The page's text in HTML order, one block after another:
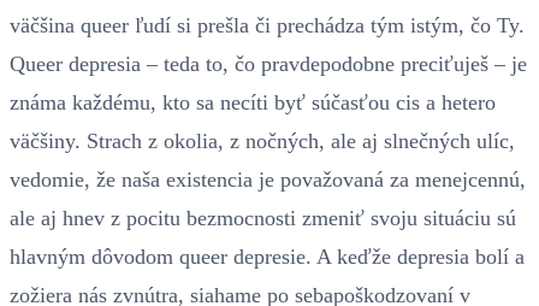
väčšina queer ľudí si prešla či prechádza tým istým, čo Ty.
Queer depresia – teda to, čo pravdepodobne preciťuješ – je
známa každému, kto sa necíti byť súčasťou cis a hetero
väčšiny. Strach z okolia, z nočných, ale aj slnečných ulíc,
vedomie, že naša existencia je považovaná za menejcennú,
ale aj hnev z pocitu bezmocnosti zmeniť svoju situáciu sú
hlavným dôvodom queer depresie. A keďže depresia bolí a
zožiera nás zvnútra, siahame po sebapoškodzovaní v